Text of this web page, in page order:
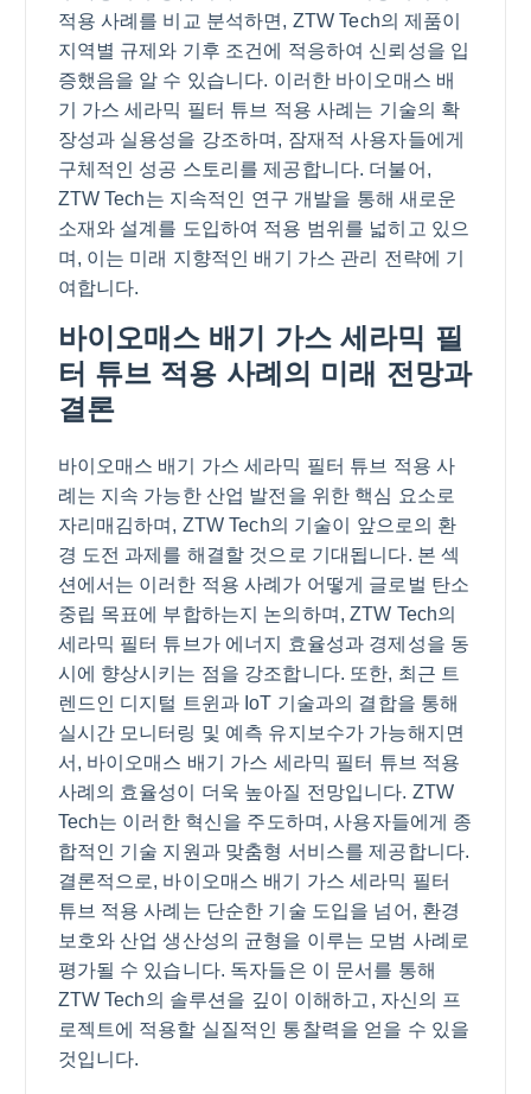
적용 사례를 비교 분석하면, ZTW Tech의 제품이
지역별 규제와 기후 조건에 적응하여 신뢰성을 입
증했음을 알 수 있습니다. 이러한 바이오매스 배
기 가스 세라믹 필터 튜브 적용 사례는 기술의 확
장성과 실용성을 강조하며, 잠재적 사용자들에게
구체적인 성공 스토리를 제공합니다. 더불어,
ZTW Tech는 지속적인 연구 개발을 통해 새로운
소재와 설계를 도입하여 적용 범위를 넓히고 있으
며, 이는 미래 지향적인 배기 가스 관리 전략에 기
여합니다.
바이오매스 배기 가스 세라믹 필
터 튜브 적용 사례의 미래 전망과
결론
바이오매스 배기 가스 세라믹 필터 튜브 적용 사
례는 지속 가능한 산업 발전을 위한 핵심 요소로
자리매김하며, ZTW Tech의 기술이 앞으로의 환
경 도전 과제를 해결할 것으로 기대됩니다. 본 섹
션에서는 이러한 적용 사례가 어떻게 글로벌 탄소
중립 목표에 부합하는지 논의하며, ZTW Tech의
세라믹 필터 튜브가 에너지 효율성과 경제성을 동
시에 향상시키는 점을 강조합니다. 또한, 최근 트
렌드인 디지털 트윈과 IoT 기술과의 결합을 통해
실시간 모니터링 및 예측 유지보수가 가능해지면
서, 바이오매스 배기 가스 세라믹 필터 튜브 적용
사례의 효율성이 더욱 높아질 전망입니다. ZTW
Tech는 이러한 혁신을 주도하며, 사용자들에게 종
합적인 기술 지원과 맞춤형 서비스를 제공합니다.
결론적으로, 바이오매스 배기 가스 세라믹 필터
튜브 적용 사례는 단순한 기술 도입을 넘어, 환경
보호와 산업 생산성의 균형을 이루는 모범 사례로
평가될 수 있습니다. 독자들은 이 문서를 통해
ZTW Tech의 솔루션을 깊이 이해하고, 자신의 프
로젝트에 적용할 실질적인 통찰력을 얻을 수 있을
것입니다.